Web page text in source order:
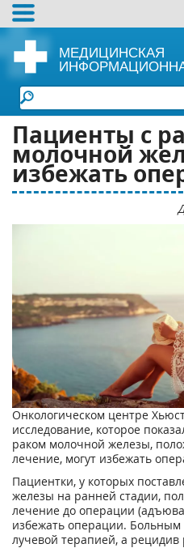
МЕДИЦИНСКАЯ
Пациенты с
молочной
избежать
Онкологическом центре
исследование, которое
раком молочной железы,
лечение, могут избежать
Пациентки, у которых
железы на ранней стадии,
лечение до операции
избежать операции. Больным
лучевой терапией, а